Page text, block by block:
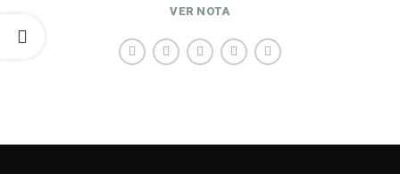
VER NOTA